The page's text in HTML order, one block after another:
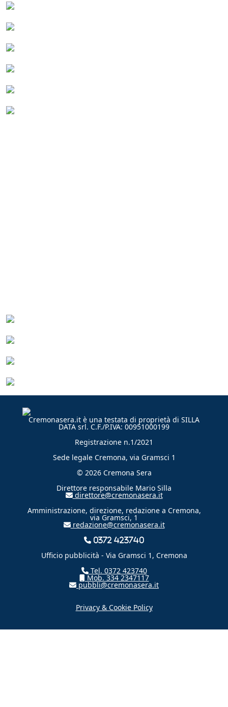
Cremonasera.it è una testata di proprietà di SILLA
DATA srl. C.F./P.IVA: 00951000199
Registrazione n.1/2021
Sede legale Cremona, via Gramsci 1
© 2026 Cremona Sera
Direttore responsabile Mario Silla
direttore@cremonasera.it
Amministrazione, direzione, redazione a Cremona,
via Gramsci, 1
redazione@cremonasera.it
0372 423740
Ufficio pubblicità - Via Gramsci 1, Cremona
Tel. 0372 423740
Mob. 334 2347117
pubbli@cremonasera.it
Privacy & Cookie Policy